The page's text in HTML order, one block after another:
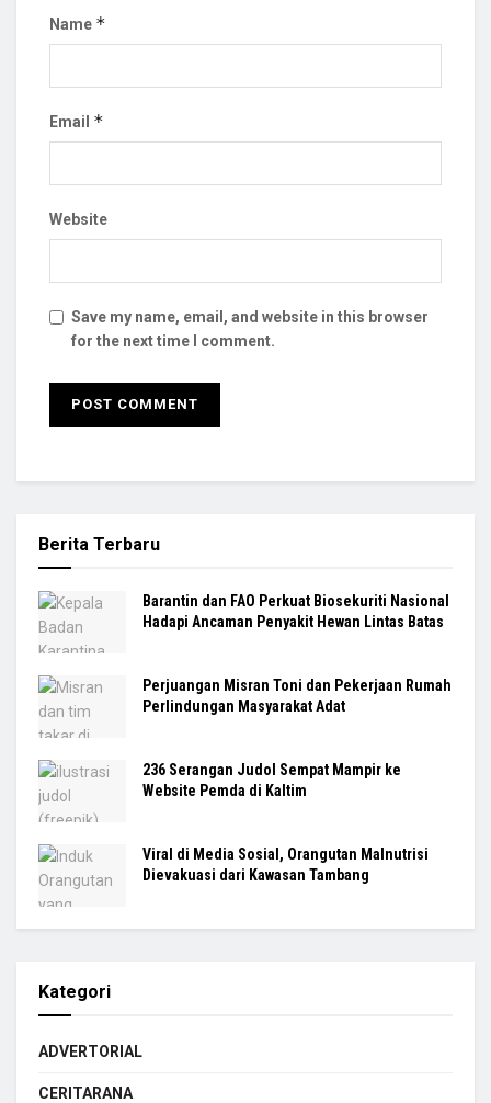
Name *
Email *
Website
Save my name, email, and website in this browser
for the next time I comment.
Berita Terbaru
Barantin dan FAO Perkuat Biosekuriti Nasional
Hadapi Ancaman Penyakit Hewan Lintas Batas
Perjuangan Misran Toni dan Pekerjaan Rumah
Perlindungan Masyarakat Adat
236 Serangan Judol Sempat Mampir ke
Website Pemda di Kaltim
Viral di Media Sosial, Orangutan Malnutrisi
Dievakuasi dari Kawasan Tambang
Kategori
ADVERTORIAL
CERITARANA